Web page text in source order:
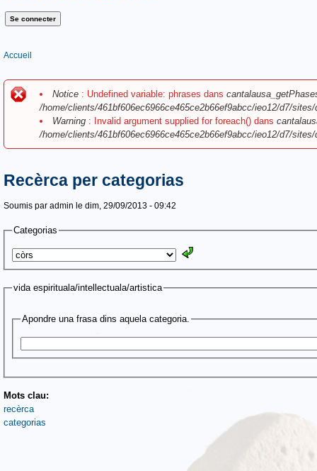
Vous êtes ici
Accueil
Message d'erreur
Notice : Undefined variable: phrases dans
/home/clients/461bf606ec6966ce465ce2b66ef9abcc/ieo12/d7/
Warning : Invalid argument supplied for foreach() dans
/home/clients/461bf606ec6966ce465ce2b66ef9abcc/ieo12/d7/
Recèrca per categorias
Soumis par admin le dim, 29/09/2013 - 09:42
Categorias
vida espirituala/intellectuala/artistica
Apondre una frasa dins aquela categoria.
Mots clau:
recèrca
categorias